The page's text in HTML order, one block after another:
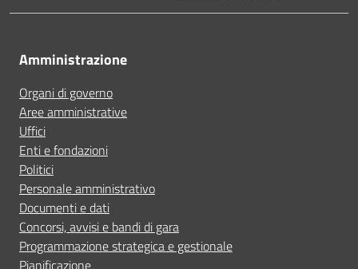
Amministrazione
Organi di governo
Aree amministrative
Uffici
Enti e fondazioni
Politici
Personale amministrativo
Documenti e dati
Concorsi, avvisi e bandi di gara
Programmazione strategica e gestionale